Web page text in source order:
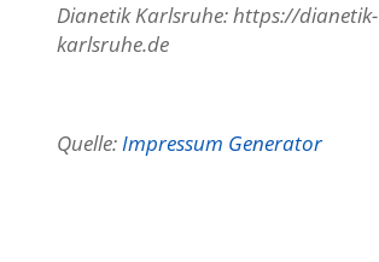
Dianetik Karlsruhe:https://dianetik-
karlsruhe.de
Quelle:Impressum Generator